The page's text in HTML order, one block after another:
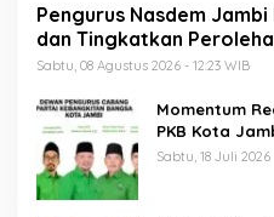
Pengurus Nasdem
dan Tingkatkan
Sabtu, 08 Agustus 2026 - 12:23 WIB
Momentum
PKB Kota
PKB ke-28
Sabtu, 18 Juli